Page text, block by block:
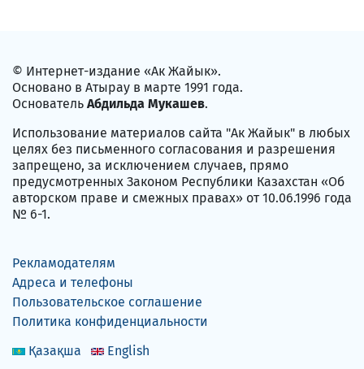
© Интернет-издание «Ак Жайык».
Основано в Атырау в марте 1991 года.
Основатель Абдильда Мукашев.
Использование материалов сайта "Ак Жайык" в любых
целях без письменного согласования и разрешения
запрещено, за исключением случаев, прямо
предусмотренных Законом Республики Казахстан «Об
авторском праве и смежных правах» от 10.06.1996 года
№ 6-1.
Рекламодателям
Адреса и телефоны
Пользовательское соглашение
Политика конфиденциальности
Қазақша
English